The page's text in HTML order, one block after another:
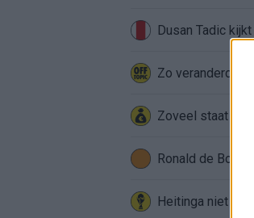
Dusan Tadic
Zo veranderde
Zoveel staat er
Ronald de Boer
Heitinga niet